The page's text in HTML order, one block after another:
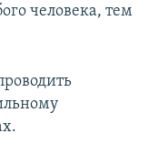
человека, тем